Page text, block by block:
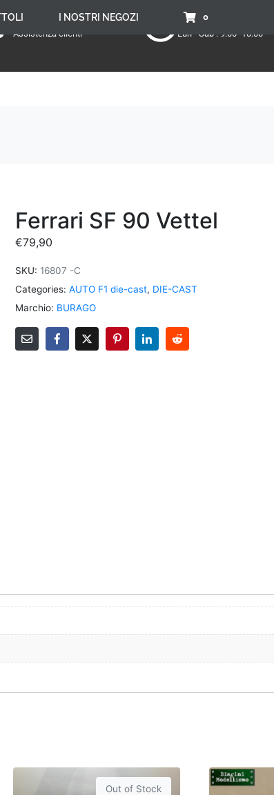
+39 059 650 005
Assistenza clienti
Mattino:
Lun - Sab : 9:00 -13:00
I NOSTRI NEGOZI 0
Ferrari SF 90 Vettel
€79,90
SKU: 16807 -C
Categories: AUTO F1 die-cast, DIE-CAST
Marchio: BURAGO
Out of Stock